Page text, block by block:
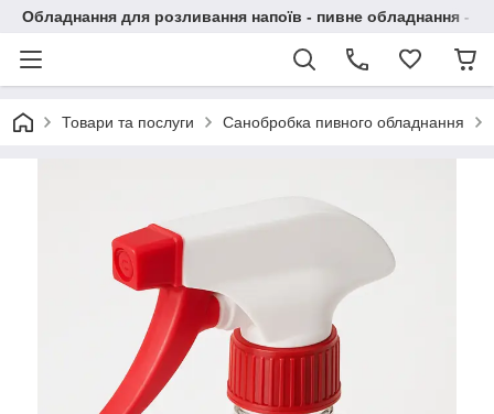
Обладнання для розливання напоїв - пивне обладнання - в
Товари та послуги Санобробка пивного обладнання